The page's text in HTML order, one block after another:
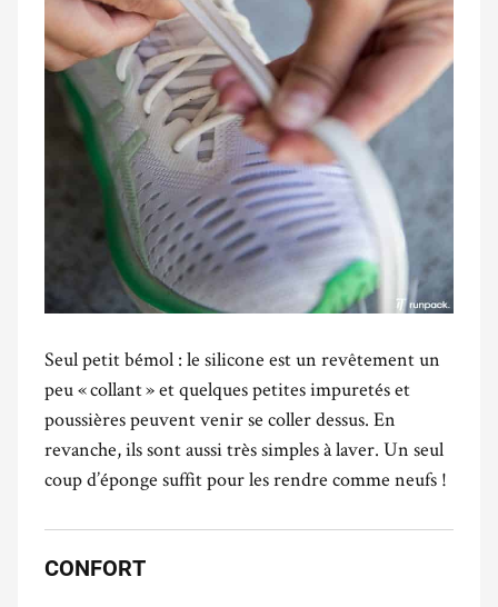
Seul petit bémol : le silicone est un revêtement un
peu « collant » et quelques petites impuretés et
poussières peuvent venir se coller dessus. En
revanche, ils sont aussi très simples à laver. Un seul
coup d’éponge suffit pour les rendre comme neufs !
CONFORT